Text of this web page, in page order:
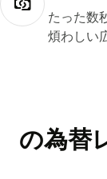
たった数
煩わしい
の為替